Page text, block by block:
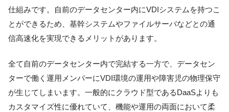
仕組みです。自前のデータセンター内にVDIシステムを持つこ
とができるため、基幹システムやファイルサーバなどとの通
信高速化を実現できるメリットがあります。
全て自前のデータセンター内で完結する一方で、データセン
ターで働く運用メンバーにVDI環境の運用や障害児の物理保守
が生じてしまいます。一般的にクラウド型であるDaaSよりも
カスタマイズ性に優れていて、機能や運用の両面において柔